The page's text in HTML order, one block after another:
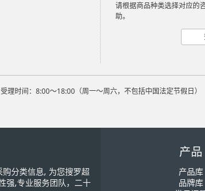
请根据商品种类选择对应的
助。
受理时间：8:00～18:00（周一～周六，不包括中国法定节假日）
分类信息, 为您搜罗超
强,专业服务团队，二十
产品
产品库
品牌库